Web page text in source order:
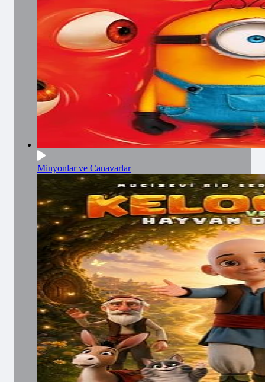
Minyonlar ve Canavarlar